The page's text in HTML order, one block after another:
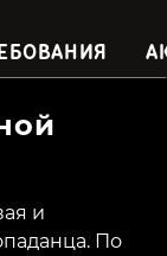
и
По